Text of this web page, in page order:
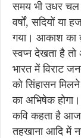
समय भी उधर चल
वर्षों, सदियों या
गया। आकाश का
स्वप्न देखता है तो
भारत में विराट
को सिंहासन
का अभिषेक
कवि कहता है आज
तहखाना आदि में